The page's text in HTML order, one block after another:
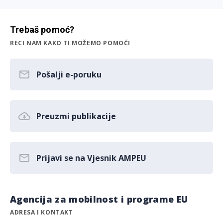
Trebaš pomoć?
RECI NAM KAKO TI MOŽEMO POMOĆI
Pošalji e-poruku
Preuzmi publikacije
Prijavi se na Vjesnik AMPEU
Agencija za mobilnost i programe EU
ADRESA I KONTAKT